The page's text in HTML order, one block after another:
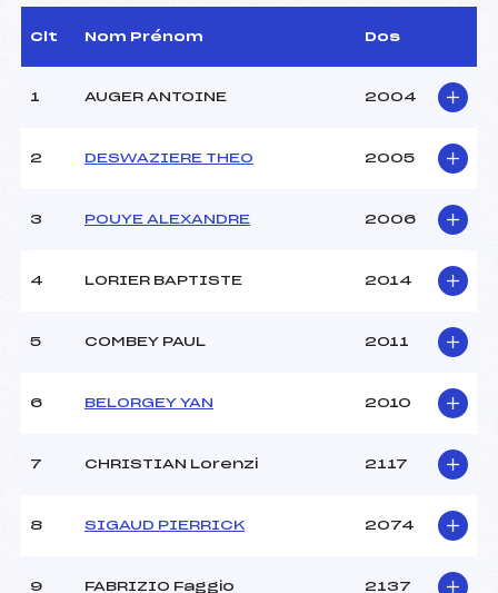
D.T Adjoint :
LOCATELLI DOMINIQUE
BESSANS
Point Haut :
16.7600
1400
Style :
C
Clt Nom Prénom Dos
1 AUGER ANTOINE 2004
2 DESWAZIERE THEO 2005
3 POUYE ALEXANDRE 2006
4 LORIER BAPTISTE 2014
5 COMBEY PAUL 2011
6 BELORGEY YAN 2010
7 CHRISTIAN Lorenzi 2117
8 SIGAUD PIERRICK 2074
9 FABRIZIO Faggio 2137